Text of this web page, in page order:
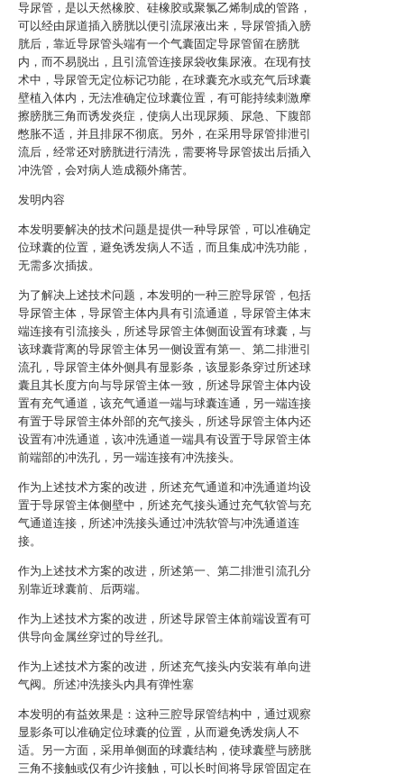
导尿管，是以天然橡胶、硅橡胶或聚氯乙烯制成的管路，
可以经由尿道插入膀胱以便引流尿液出来，导尿管插入膀
胱后，靠近导尿管头端有一个气囊固定导尿管留在膀胱
内，而不易脱出，且引流管连接尿袋收集尿液。在现有技
术中，导尿管无定位标记功能，在球囊充水或充气后球囊
壁植入体内，无法准确定位球囊位置，有可能持续刺激摩
擦膀胱三角而诱发炎症，使病人出现尿频、尿急、下腹部
憋胀不适，并且排尿不彻底。另外，在采用导尿管排泄引
流后，经常还对膀胱进行清洗，需要将导尿管拔出后插入
冲洗管，会对病人造成额外痛苦。
发明内容
本发明要解决的技术问题是提供一种导尿管，可以准确定
位球囊的位置，避免诱发病人不适，而且集成冲洗功能，
无需多次插拔。
为了解决上述技术问题，本发明的一种三腔导尿管，包括
导尿管主体，导尿管主体内具有引流通道，导尿管主体末
端连接有引流接头，所述导尿管主体侧面设置有球囊，与
该球囊背离的导尿管主体另一侧设置有第一、第二排泄引
流孔，导尿管主体外侧具有显影条，该显影条穿过所述球
囊且其长度方向与导尿管主体一致，所述导尿管主体内设
置有充气通道，该充气通道一端与球囊连通，另一端连接
有置于导尿管主体外部的充气接头，所述导尿管主体内还
设置有冲洗通道，该冲洗通道一端具有设置于导尿管主体
前端部的冲洗孔，另一端连接有冲洗接头。
作为上述技术方案的改进，所述充气通道和冲洗通道均设
置于导尿管主体侧壁中，所述充气接头通过充气软管与充
气通道连接，所述冲洗接头通过冲洗软管与冲洗通道连
接。
作为上述技术方案的改进，所述第一、第二排泄引流孔分
别靠近球囊前、后两端。
作为上述技术方案的改进，所述导尿管主体前端设置有可
供导向金属丝穿过的导丝孔。
作为上述技术方案的改进，所述充气接头内安装有单向进
气阀。所述冲洗接头内具有弹性塞
本发明的有益效果是：这种三腔导尿管结构中，通过观察
显影条可以准确定位球囊的位置，从而避免诱发病人不
适。另一方面，采用单侧面的球囊结构，使球囊壁与膀胱
三角不接触或仅有少许接触，可以长时间将导尿管固定在